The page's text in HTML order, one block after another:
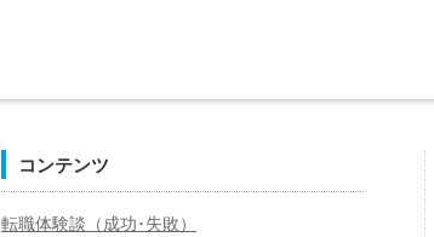
コンテンツ
転職体験談（成功･失敗）